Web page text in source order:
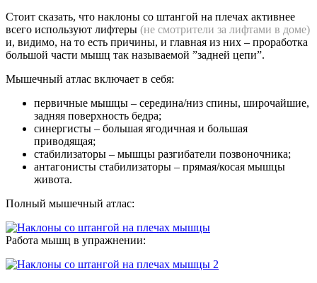
Стоит сказать, что наклоны со штангой на плечах активнее
всего используют лифтеры (не смотрители за лифтами в доме)
и, видимо, на то есть причины, и главная из них – проработка
большой части мышц так называемой ”задней цепи”.
Мышечный атлас включает в себя:
первичные мышцы – середина/низ спины, широчайшие,
задняя поверхность бедра;
синергисты – большая ягодичная и большая
приводящая;
стабилизаторы – мышцы разгибатели позвоночника;
антагонисты стабилизаторы – прямая/косая мышцы
живота.
Полный мышечный атлас:
Работа мышц в упражнении: